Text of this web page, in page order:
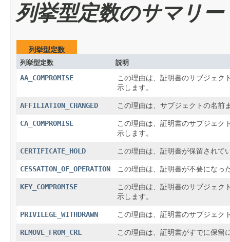
列挙型定数のサマリー
列挙型定数
列挙型定数 説明
AA_COMPROMISE
この理由は、証明書のサブジェク
示します。
AFFILIATION_CHANGED この理由は、サブジェクトの名前
CA_COMPROMISE
この理由は、証明書のサブジェク
示します。
CERTIFICATE_HOLD この理由は、証明書が保留されて
CESSATION_OF_OPERATION この理由は、証明書が不要になっ
KEY_COMPROMISE
この理由は、証明書のサブジェク
示します。
PRIVILEGE_WITHDRAWN この理由は、証明書のサブジェク
REMOVE_FROM_CRL この理由は、証明書がすでに保留